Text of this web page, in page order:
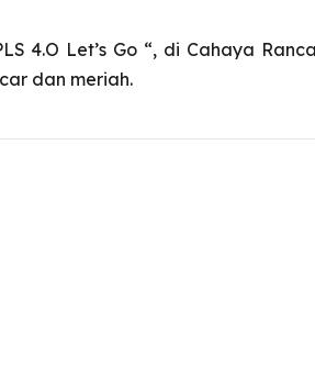
4.O Let’s Go “, di Cahaya
dan meriah.